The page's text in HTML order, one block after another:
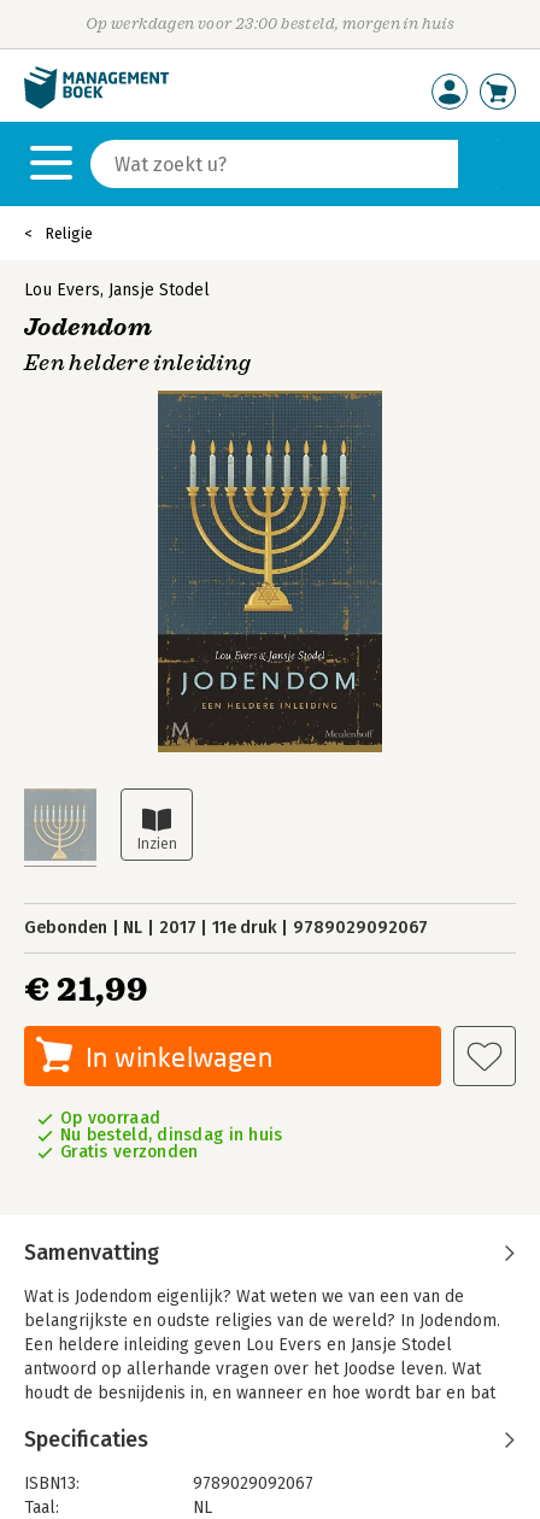
Op werkdagen voor 23:00 besteld, morgen in huis
Religie
Lou Evers, Jansje Stodel
Jodendom
Een heldere inleiding
Gebonden NL 2017 11e druk 9789029092067
€ 21,99
In winkelwagen
Op voorraad
Nu besteld, dinsdag in huis
Gratis verzonden
Samenvatting
Wat is Jodendom eigenlijk? Wat weten we van een van de
belangrijkste en oudste religies van de wereld? In Jodendom.
Een heldere inleiding geven Lou Evers en Jansje Stodel
antwoord op allerhande vragen over het Joodse leven. Wat
houdt de besnijdenis in, en wanneer en hoe wordt bar en bat
scheiding, ziekte en dood? Natuurlijk worden ook de Joodse
stromingen zijn er in Nederland?
Specificaties
ISBN13:
9789029092067
Taal:
NL